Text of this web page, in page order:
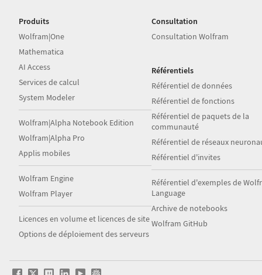
Produits
Wolfram|One
Mathematica
AI Access
Services de calcul
System Modeler
Wolfram|Alpha Notebook Edition
Wolfram|Alpha Pro
Applis mobiles
Wolfram Engine
Wolfram Player
Licences en volume et licences de site
Options de déploiement des serveurs
Consultation
Consultation Wolfram
Référentiels
Référentiel de données
Référentiel de fonctions
Référentiel de paquets de la
communauté
Référentiel de réseaux
Référentiel d'invites
Référentiel d'exemples de
Language
Archive de notebooks
Wolfram GitHub